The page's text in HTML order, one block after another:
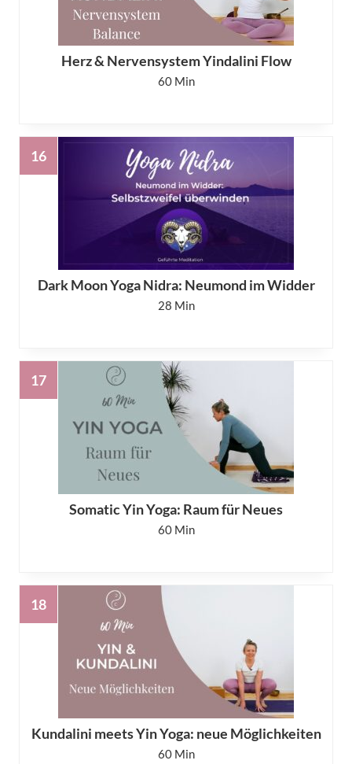
Herz & Nervensystem Yindalini Flow
60
Dark Moon Yoga Nidra: Neumond im Widder
28
Somatic Yin Yoga: Raum für Neues
60
Kundalini meets Yin Yoga: neue Möglichkeiten
60